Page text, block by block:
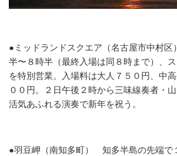
●ミッドランドスクエア（名古屋市中村区）
半〜８時半（最終入場は同８時まで）、
を特別営業。入場料は大人７５０円、中
００円。２日午後２時から三味線奏者・山
活気あふれる演奏で新年を祝う。
●羽豆岬（南知多町）
知多半島の先端で